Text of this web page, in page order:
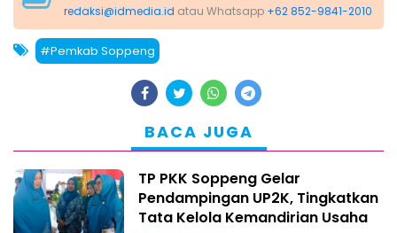
redaksi@idmedia.id atau Whatsapp +62 852-9841-2010
#Pemkab Soppeng
BACA JUGA
TP PKK Soppeng Gelar
Pendampingan UP2K, Tingkatkan
Tata Kelola Kemandirian Usaha